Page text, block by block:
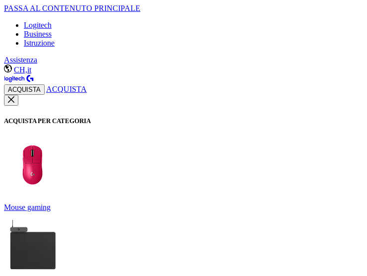
PASSA AL CONTENUTO PRINCIPALE
Logitech
Business
Istruzione
Assistenza
CH,it
ACQUISTA ACQUISTA
ACQUISTA PER CATEGORIA
Mouse gaming